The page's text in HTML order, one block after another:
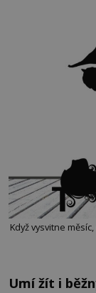
Když vysvitne
Umí žít i